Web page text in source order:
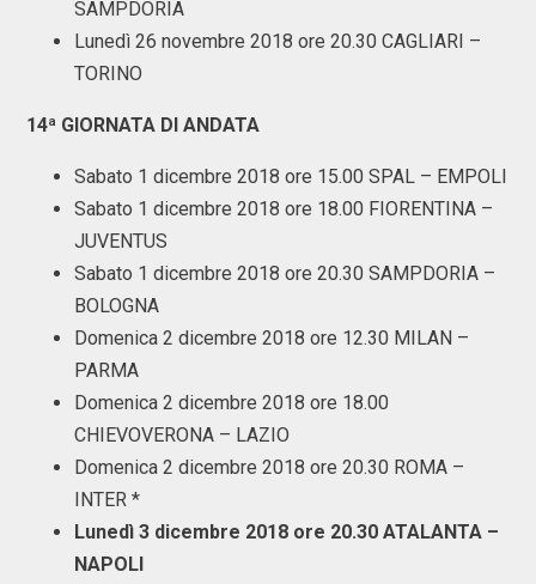
SAMPDORIA
Lunedì 26 novembre 2018 ore 20.30 CAGLIARI –
TORINO
14ª GIORNATA DI ANDATA
Sabato 1 dicembre 2018 ore 15.00 SPAL – EMPOLI
Sabato 1 dicembre 2018 ore 18.00 FIORENTINA –
JUVENTUS
Sabato 1 dicembre 2018 ore 20.30 SAMPDORIA –
BOLOGNA
Domenica 2 dicembre 2018 ore 12.30 MILAN –
PARMA
Domenica 2 dicembre 2018 ore 18.00
CHIEVOVERONA – LAZIO
Domenica 2 dicembre 2018 ore 20.30 ROMA –
INTER *
Lunedì 3 dicembre 2018 ore 20.30 ATALANTA –
NAPOLI